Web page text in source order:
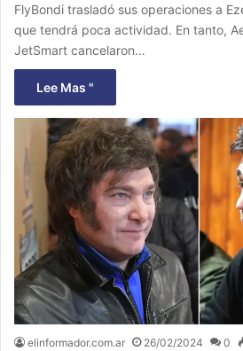
FlyBondi trasladó sus operaciones a
que tendrá poca actividad. En tanto,
JetSmart cancelaron…
Lee Mas "
elinformador.com.ar 26/02/2024 0